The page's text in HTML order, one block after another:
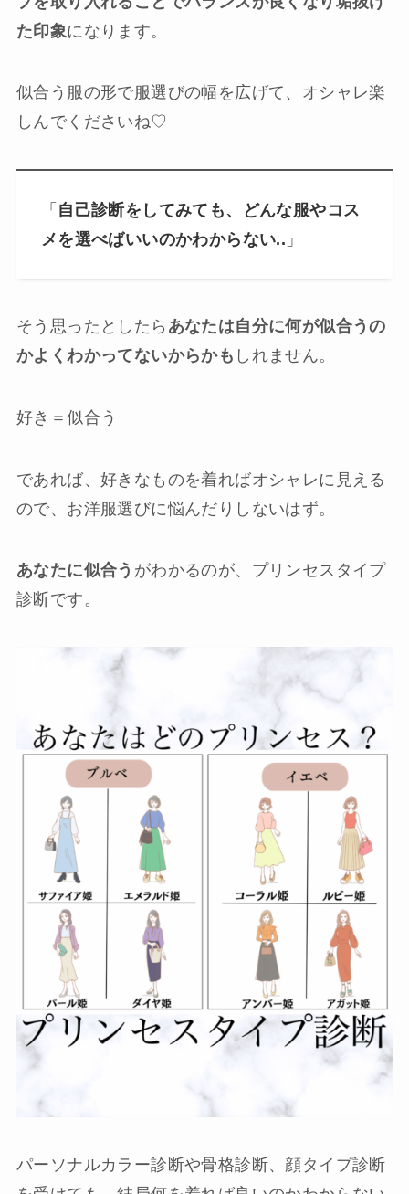
た印象になります。
似合う服の形で服選びの幅を広げて、オシャレ楽
しんでくださいね♡
「 自己診断をしてみても、どんな服やコス
メを選べばいいのかわからない.. 」
そう思ったとしたら あなたは自分に何が似合うの
かよくわかってないからかも しれません。
好き＝似合う
であれば、好きなものを着ればオシャレに見える
ので、お洋服選びに悩んだりしないはず。
あなたに似合う がわかるのが、プリンセスタイプ
診断です。
パーソナルカラー診断や骨格診断、顔タイプ診断